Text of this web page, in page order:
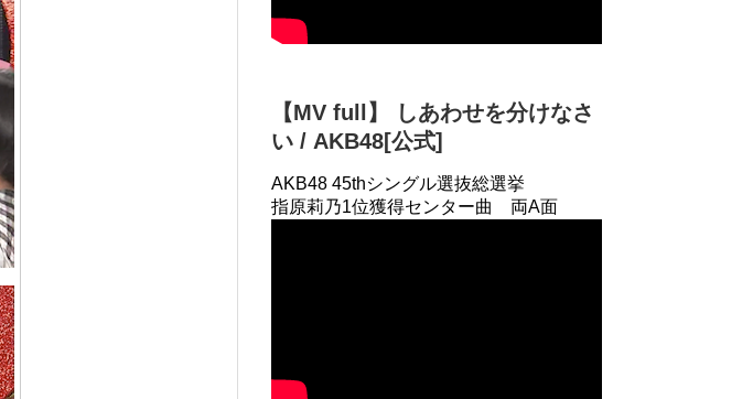
【MV full】 しあわせを分けなさ
い / AKB48[公式]
AKB48 45thシングル選抜総選挙
指原莉乃1位獲得センター曲 両A面